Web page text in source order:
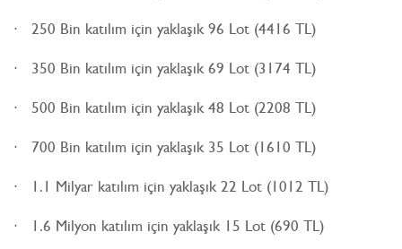
250 Bin katılım için yaklaşık 96 Lot (4416 TL)
350 Bin katılım için yaklaşık 69 Lot (3174 TL)
500 Bin katılım için yaklaşık 48 Lot (2208 TL)
700 Bin katılım için yaklaşık 35 Lot (1610 TL)
1.1 Milyar katılım için yaklaşık 22 Lot (1012 TL)
1.6 Milyon katılım için yaklaşık 15 Lot (690 TL)